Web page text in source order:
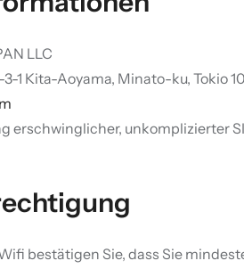
LLC
3-1 Kita-Aoyama, Minato-ku, Tokio
erschwinglicher, unkomplizierter
bestätigen Sie, dass Sie